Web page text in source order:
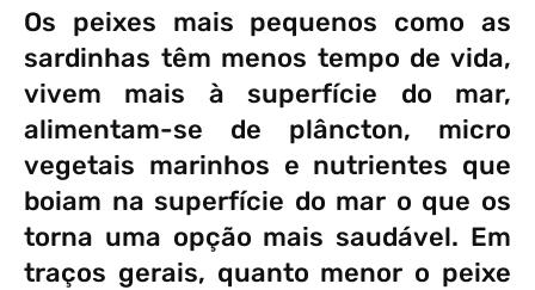
Os peixes mais pequenos como as
sardinhas têm menos tempo de vida,
vivem mais à superfície do mar,
alimentam-se de plâncton, micro
vegetais marinhos e nutrientes que
boiam na superfície do mar o que os
torna uma opção mais saudável. Em
traços gerais, quanto menor o peixe